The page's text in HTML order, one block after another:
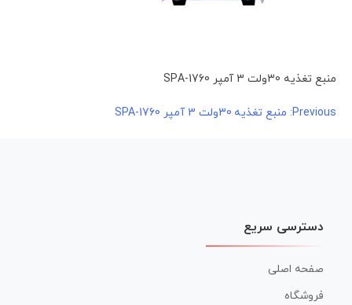
منبع تغذیه 30ولت 3 آمپر SPA-1760
راهبری
Previous: منبع تغذیه 30ولت 3 آمپر SPA-1760
دسترسی سریع
صفحه اصلی
فروشگاه